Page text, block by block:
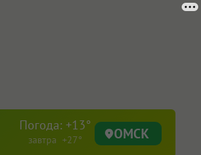
Погода: +13°
завтра +27° ОМСК